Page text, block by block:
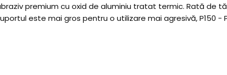
premium cu oxid de aluminiu tratat termic. Rată de
este mai gros pentru o utilizare mai agresivă, P150